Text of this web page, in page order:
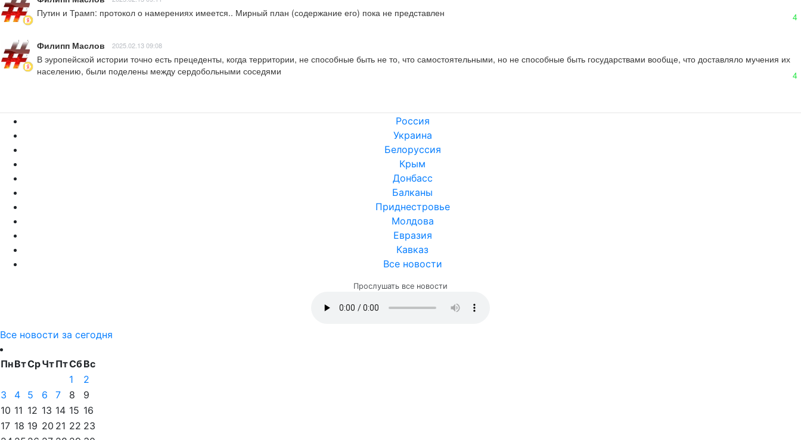
Путин и Трамп: протокол о намерениях имеется.. Мирный план (содержание его) пока не представлен 4
Филипп Маслов 2025.02.13 09:08
В эуропейской истории точно есть прецеденты, когда территории, не способные быть не то, что самостоятельными, но не способные быть государствами вообще, что доставляло мучения их
населению, были поделены между сердобольными соседями
4
Россия
Украина
Белоруссия
Крым
Донбасс
Балканы
Приднестровье
Молдова
Евразия
Кавказ
Все новости
Прослушать все новости
Все новости за сегодня
ПнВтСрЧтПтСбВс
1
2
3
4 5 6 7 8
9
10 11 12 13 14 15 16
17 18 19 20 21 22 23